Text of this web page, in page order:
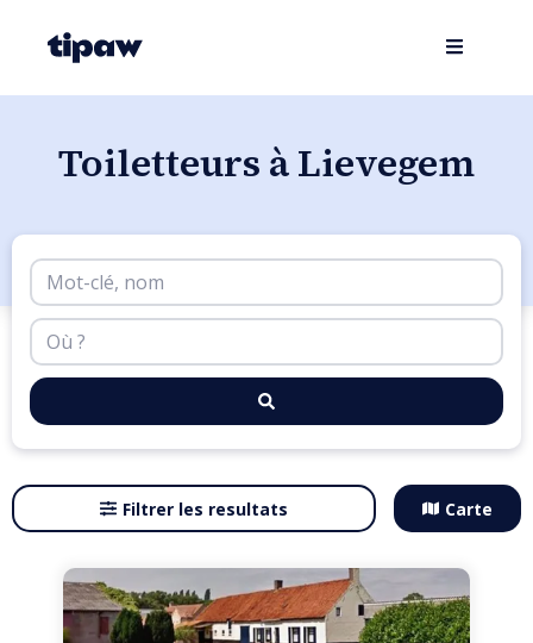
Toiletteurs à Lievegem
Filtrer les resultats Carte